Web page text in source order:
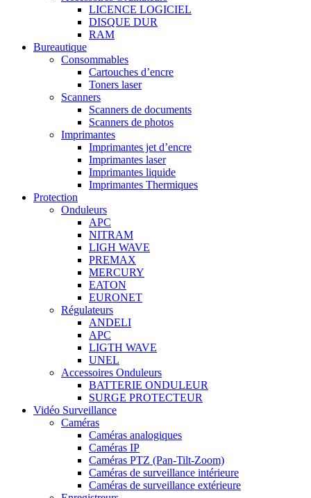
LICENCE LOGICIEL
DISQUE DUR
RAM
Bureautique
Consommables
Cartouches d’encre
Toners laser
Scanners
Scanners de documents
Scanners de photos
Imprimantes
Imprimantes jet d’encre
Imprimantes laser
Imprimantes liquide
Imprimantes Thermiques
Protection
Onduleurs
APC
NITRAM
LIGH WAVE
PREMAX
MERCURY
EATON
EURONET
Régulateurs
ANDELI
APC
LIGTH WAVE
UNEL
Accessoires Onduleurs
BATTERIE ONDULEUR
SURGE PROTECTEUR
Vidéo Surveillance
Caméras
Caméras analogiques
Caméras IP
Caméras PTZ (Pan-Tilt-Zoom)
Caméras de surveillance intérieure
Caméras de surveillance extérieure